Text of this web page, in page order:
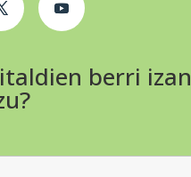
berri izan